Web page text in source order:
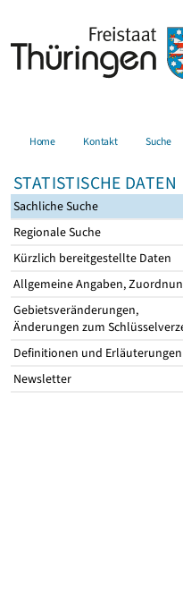
Home Kontakt Suche
STATISTISCHE DATEN
Sachliche Suche
Regionale Suche
Kürzlich bereitgestellte Daten
Allgemeine Angaben,
Gebietsveränderungen,
Änderungen zum
Definitionen und Erläuterungen
Newsletter